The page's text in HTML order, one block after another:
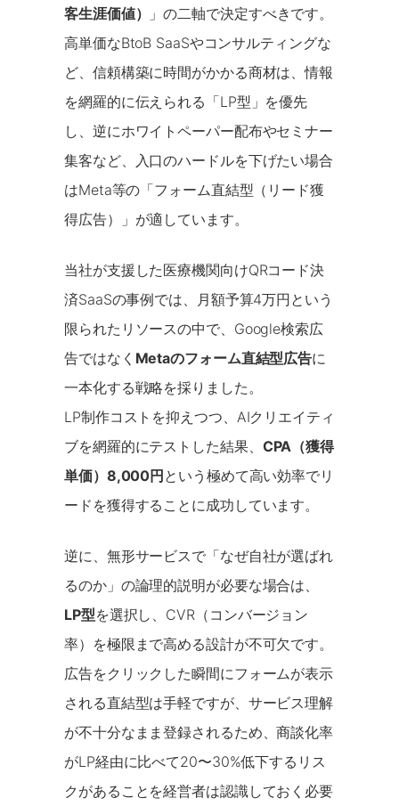
客生涯価値）
」の二軸で決定すべきです。
高単価なBtoB SaaSやコンサルティングな
ど、信頼構築に時間がかかる商材は、情報
を網羅的に伝えられる「LP型」を優先
し、逆にホワイトペーパー配布やセミナー
集客など、入口のハードルを下げたい場合
はMeta等の「フォーム直結型（リード獲
得広告）」が適しています。
当社が支援した医療機関向けQRコード決
済SaaSの事例では、月額予算4万円という
限られたリソースの中で、Google検索広
告ではなく Metaのフォーム直結型広告に
一本化する戦略を採りました。
LP制作コストを抑えつつ、AIクリエイティ
ブを網羅的にテストした結果、 CPA（獲得
単価）8,000円という極めて高い効率でリ
ードを獲得することに成功しています。
逆に、無形サービスで「なぜ自社が選ばれ
るのか」の論理的説明が必要な場合は、
LP型を選択し、CVR（コンバージョン
率）を極限まで高める設計が不可欠です。
広告をクリックした瞬間にフォームが表示
される直結型は手軽ですが、サービス理解
が不十分なまま登録されるため、商談化率
がLP経由に比べて20〜30%低下するリス
クがあることを経営者は認識しておく必要